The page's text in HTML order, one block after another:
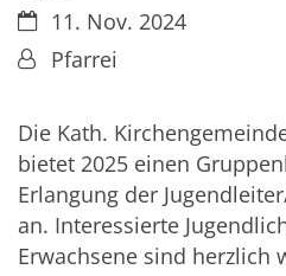
Datum:11. Nov. 2024
Von:Pfarrei
Die Kath.
bietet 2025 einen
Erlangung der
an. Interessierte
Erwachsene sind herzlich